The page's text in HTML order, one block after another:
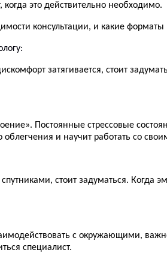
это действительно необходимо.
консультации, и какие
:
затягивается, стоит
Постоянные стрессовые
облегчения и научит работать со
стоит задуматься. Когда
с окружающими,
специалист.